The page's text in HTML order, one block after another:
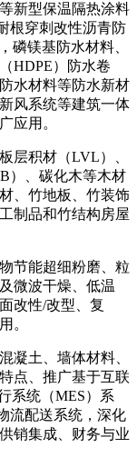
新型保温隔热涂料
根穿刺改性沥青防
磷镁基防水材料、
HDPE）防水卷
水材料等防水新材
风系统等建筑一体
应用。
积材（LVL）、
）、碳化木等木材
、竹地板、竹装饰
制品和竹结构房屋
节能超细粉磨、粒
微波干燥、低温
改性/改型、复
。
土、墙体材料、
点、推广基于互联
系统（MES）系
流配送系统，深化
销集成、财务与业